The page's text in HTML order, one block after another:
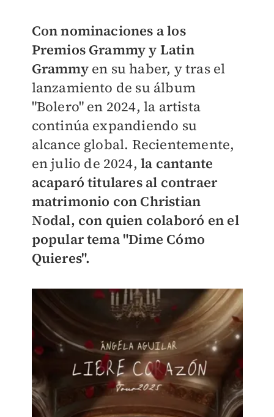
Con nominaciones a los
Premios Grammy y Latin
Grammyen su haber, y tras el
lanzamiento de su álbum
"Bolero" en 2024, la artista
continúa expandiendo su
alcance global. Recientemente,
en julio de 2024,la cantante
acaparó titulares al contraer
matrimonio con Christian
Nodal, con quien colaboró en el
popular tema "Dime Cómo
Quieres".